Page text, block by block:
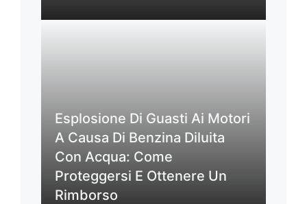
Esplosione Di Guasti Ai Motori
A Causa Di Benzina Diluita
Con Acqua: Come
Proteggersi E Ottenere Un
Rimborso